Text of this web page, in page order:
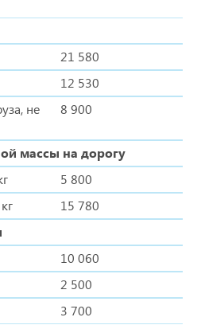
21 580
12 530
не
8 900
массы на дорогу
5 800
15 780
10 060
2 500
3 700